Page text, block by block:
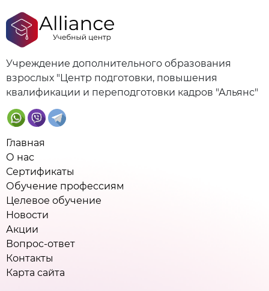
Учреждение дополнительного образования
взрослых "Центр подготовки, повышения
квалификации и переподготовки кадров "Альянс"
Главная
О нас
Сертификаты
Обучение профессиям
Целевое обучение
Новости
Акции
Вопрос-ответ
Контакты
Карта сайта